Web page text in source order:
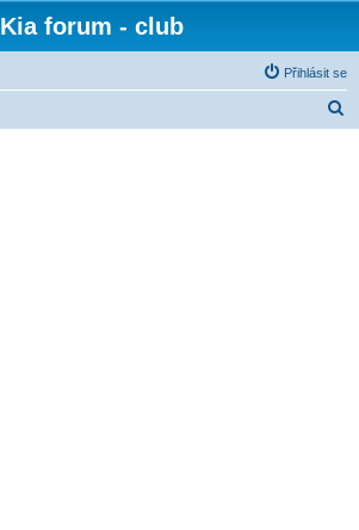
Kia forum - club
Přihlásit se